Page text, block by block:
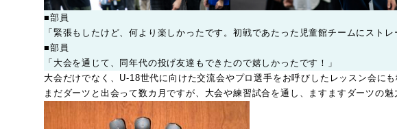
■部員
「緊張もしたけど、何より楽しかったです。初戦であたった児童館チームにスト
■部員
「大会を通じて、同年代の投げ友達もできたので嬉しかったです！」
大会だけでなく、U-18世代に向けた交流会やプロ選手をお呼びしたレッスン会に
まだダーツと出会って数カ月ですが、大会や練習試合を通し、ますますダーツの魅